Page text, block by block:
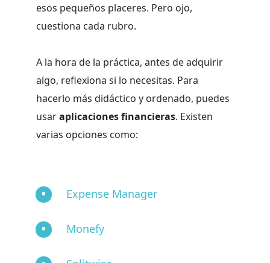
esos pequeños placeres. Pero ojo,
cuestiona cada rubro.
A la hora de la práctica, antes de adquirir
algo, reflexiona si lo necesitas. Para
hacerlo más didáctico y ordenado, puedes
usaraplicaciones financieras. Existen
varias opciones como:
Expense Manager
Monefy